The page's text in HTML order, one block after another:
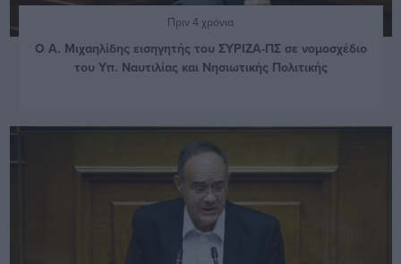
Πριν 4 χρόνια
Ο Α. Μιχαηλίδης εισηγητής του ΣΥΡΙΖΑ-ΠΣ σε νομοσχέδιο
του Υπ. Ναυτιλίας και Νησιωτικής Πολιτικής